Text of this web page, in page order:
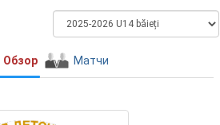
Обзор Матчи